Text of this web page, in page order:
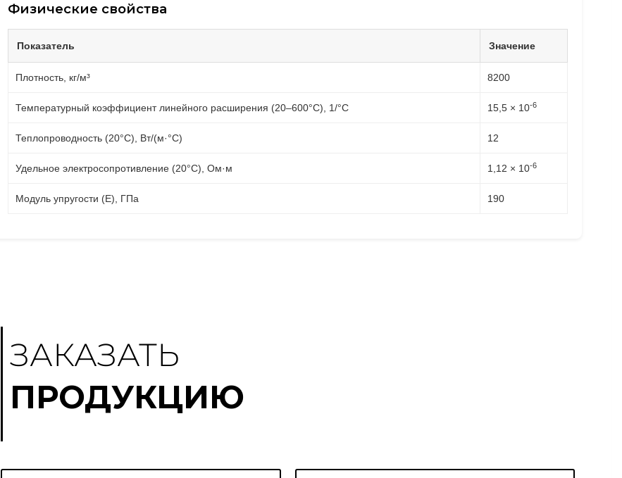
Физические свойства
Показатель Значение
Плотность, кг/м³ 8200
Температурный коэффициент линейного расширения (20–600°C), 1/°C 15,5 × 10-6
Теплопроводность (20°C), Вт/(м·°C) 12
Удельное электросопротивление (20°C), Ом·м 1,12 × 10-6
Модуль упругости (E), ГПа 190
ЗАКАЗАТЬ
ПРОДУКЦИЮ
И Э